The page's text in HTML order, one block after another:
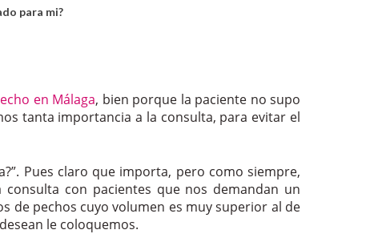
para mi?
en Málaga, bien porque la paciente no supo
tanta importancia a la consulta, para evitar el
Pues claro que importa, pero como siempre,
con pacientes que nos demandan un
de pechos cuyo volumen es muy superior al de
le coloquemos.